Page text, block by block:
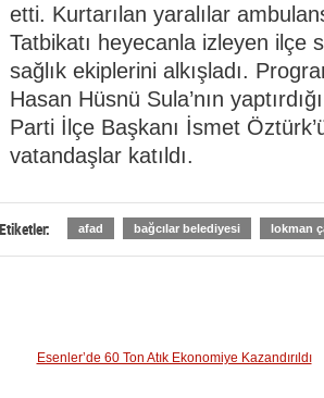
etti. Kurtarılan yaralılar
Tatbikatı heyecanla izleyen ilçe
sağlık ekiplerini alkışladı.
Hasan Hüsnü Sula’nın
Parti İlçe Başkanı İsmet
vatandaşlar katıldı.
Etiketler: afad bağcılar belediyesi lokman
Esenler’de 60 Ton Atık Ekonomiye Kazandırıldı